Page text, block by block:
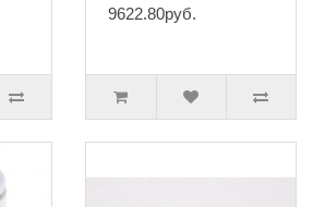
9622.80руб.